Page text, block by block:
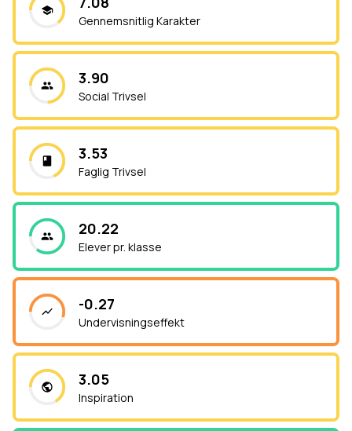
Gennemsnitlig Karakter
3.90
Social Trivsel
3.53
Faglig Trivsel
20.22
Elever pr. klasse
-0.27
Undervisningseffekt
3.05
Inspiration